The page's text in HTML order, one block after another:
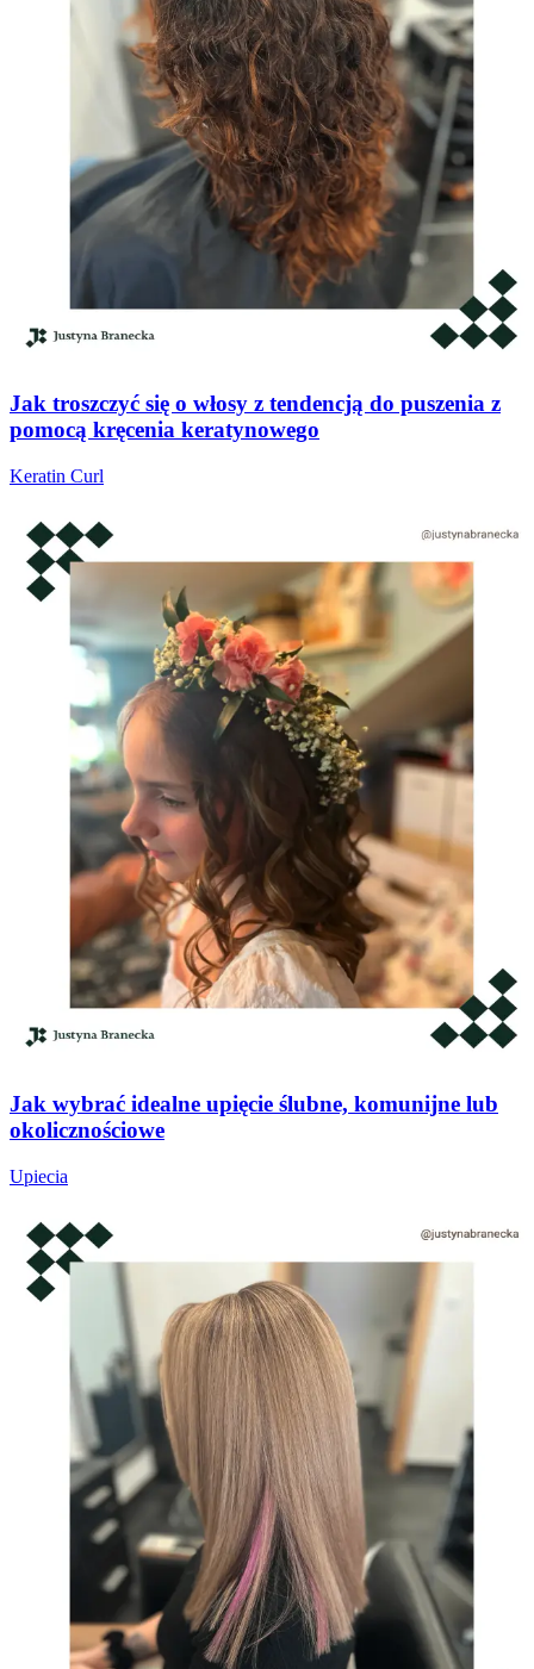
Jak troszczyć się o włosy z tendencją do puszenia z
pomocą kręcenia keratynowego
Keratin Curl
Jak wybrać idealne upięcie ślubne, komunijne lub
okolicznościowe
Upiecia